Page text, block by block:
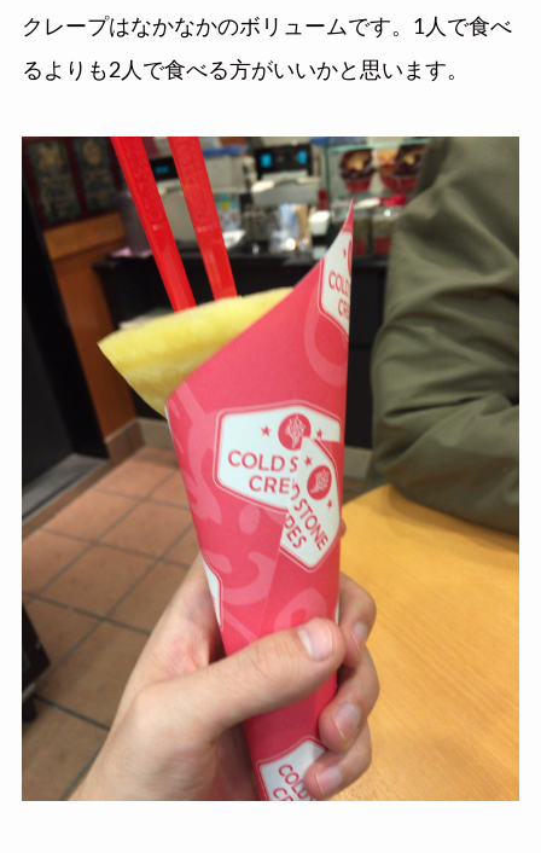
クレープはなかなかのボリュームです。1人で食べ
るよりも2人で食べる方がいいかと思います。